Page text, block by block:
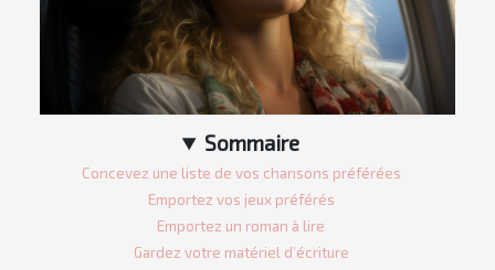
Sommaire
Concevez une liste de vos chansons préférées
Emportez vos jeux préférés
Emportez un roman à lire
Gardez votre matériel d’écriture